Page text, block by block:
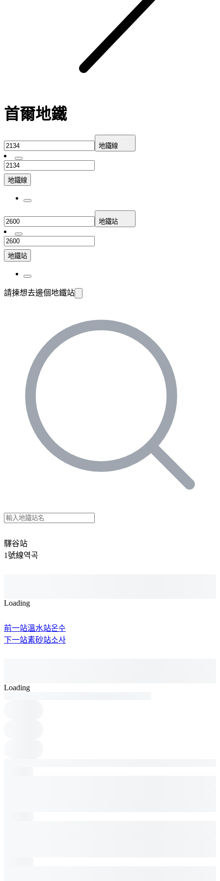
首爾地鐵
地鐵線
地鐵線
地鐵站
地鐵站
請揀想去邊個地鐵站
驛谷站
1號線역곡
Loading
前一站溫水站온수
下一站素砂站소사
Loading